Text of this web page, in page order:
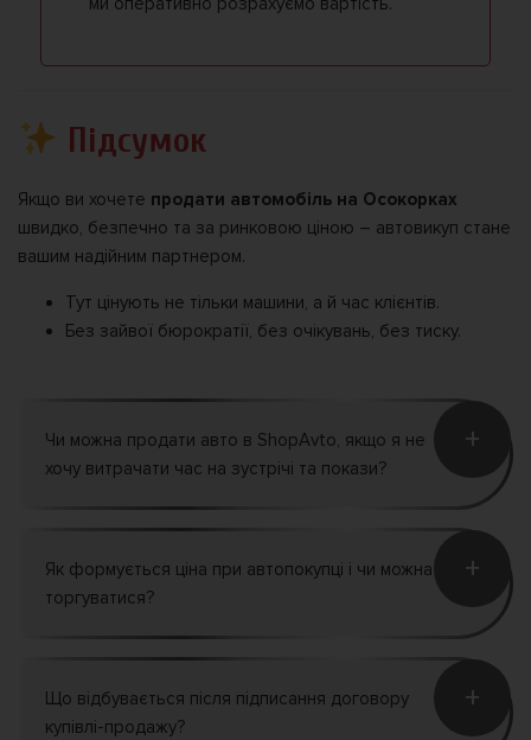
Підсумок
Якщо ви хочете продати автомобіль на Осокорках
швидко, безпечно та за ринковою ціною – автовикуп стане
вашим надійним партнером.
Тут цінують не тільки машини, а й час клієнтів.
Без зайвої бюрократії, без очікувань, без тиску.
Чи можна продати авто в ShopAvto, якщо я не
хочу витрачати час на зустрічі та покази?
+
Як формується ціна при автопокупці і чи можна
торгуватися?
+
Що відбувається після підписання договору
купівлі-продажу?
+